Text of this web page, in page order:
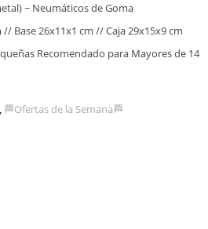
~ Neumáticos de Goma
Base 26x11x1 cm // Caja 29x15x9 cm
Recomendado para Mayores de 14
, 🏁Ofertas de la Semana🏁